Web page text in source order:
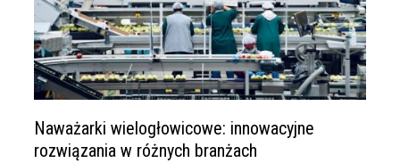
Naważarki wielogłowicowe: innowacyjne
rozwiązania w różnych branżach